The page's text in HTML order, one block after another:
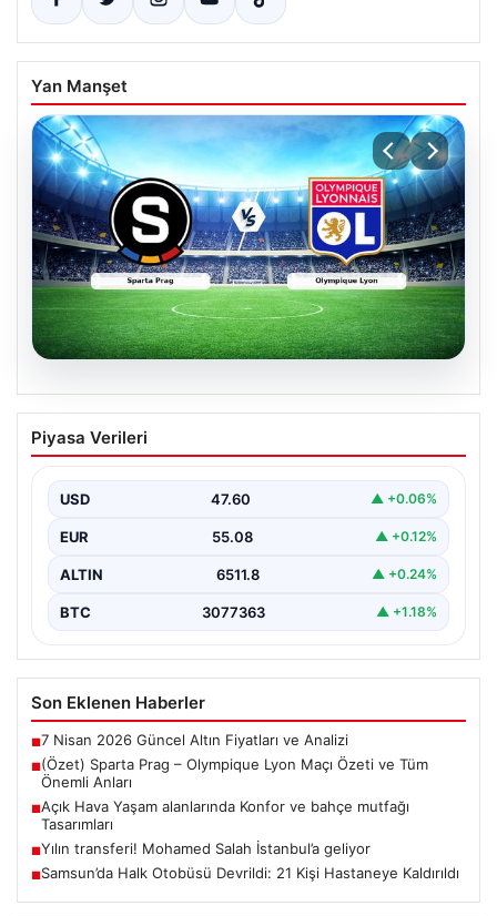
Yan Manşet
(Özet) Sparta Prag – Olympique Lyon
Maçı Özeti ve Tüm Önemli Anları
Piyasa Verileri
USD 47.60 ▲ +0.06%
EUR 55.08 ▲ +0.12%
ALTIN 6511.8 ▲ +0.24%
BTC 3077363 ▲ +1.18%
Son Eklenen Haberler
■7 Nisan 2026 Güncel Altın Fiyatları ve Analizi
■(Özet) Sparta Prag – Olympique Lyon Maçı Özeti ve Tüm
Önemli Anları
■Açık Hava Yaşam alanlarında Konfor ve bahçe mutfağı
Tasarımları
■Yılın transferi! Mohamed Salah İstanbul’a geliyor
■Samsun’da Halk Otobüsü Devrildi: 21 Kişi Hastaneye Kaldırıldı